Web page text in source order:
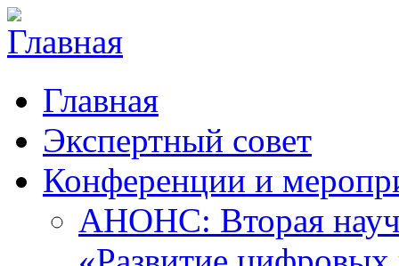
Главная
Экспертный совет
Конференции и
АНОНС: Вторая